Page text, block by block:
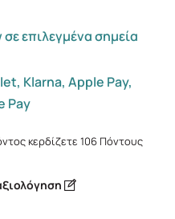
επιλεγμένα σημεία
Klarna, Apple Pay,
Pay
κερδίζετε 106 Πόντους